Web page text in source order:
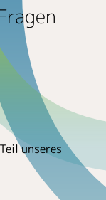
unseres